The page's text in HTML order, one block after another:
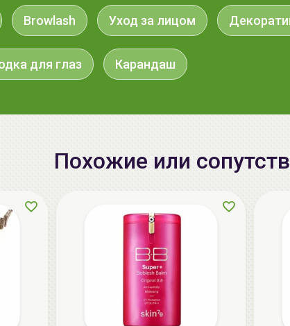
Browlash Уход за лицом
для глаз Карандаш
Похожие или